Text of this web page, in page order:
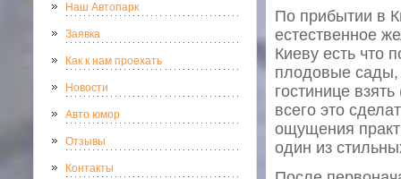
Наш Автопарк
Заявка
Как к нам проехать
Новости
Авто юмор
Отзывы
Контакты
По прибытии в
естественное
Киеву есть что
плодовые сады,
гостинице
всего это
ощущения
один из